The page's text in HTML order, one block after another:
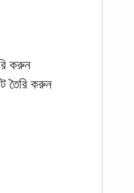
করুন
তৈরি করুন